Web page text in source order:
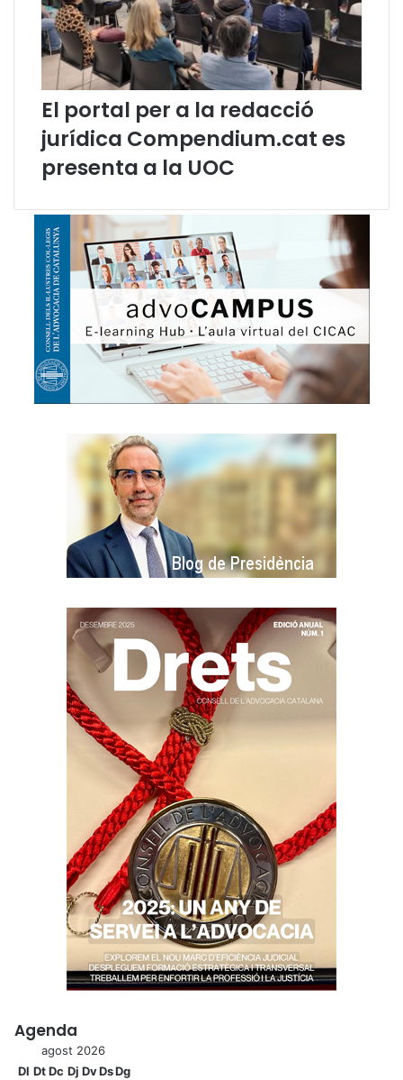
U
O
C
El portal per a la redacció
jurídica Compendium.cat es
presenta a la UOC
Agenda
agost 2026
Dl DtDc Dj DvDsDg